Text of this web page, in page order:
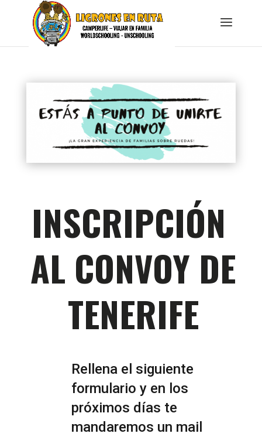
INSCRIPCIÓN
AL CONVOY DE
TENERIFE
Rellena el siguiente
formulario y en los
próximos días te
mandaremos un mail